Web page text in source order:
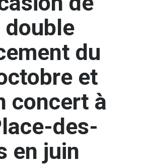
double
du
et
concert à
des-
en juin